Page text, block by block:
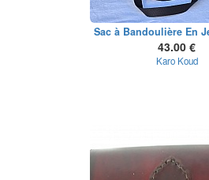
Sac à Bandoulière En
43.00 €
Karo Koud